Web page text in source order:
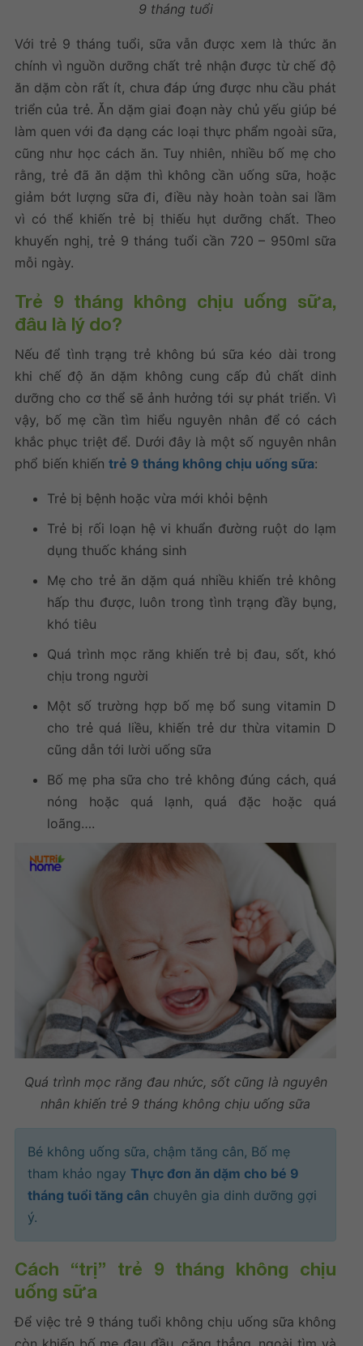
9 tháng tuổi
Với trẻ 9 tháng tuổi, sữa vẫn được xem là thức ăn
chính vì nguồn dưỡng chất trẻ nhận được từ chế độ
ăn dặm còn rất ít, chưa đáp ứng được nhu cầu phát
triển của trẻ. Ăn dặm giai đoạn này chủ yếu giúp bé
làm quen với đa dạng các loại thực phẩm ngoài sữa,
cũng như học cách ăn. Tuy nhiên, nhiều bố mẹ cho
rằng, trẻ đã ăn dặm thì không cần uống sữa, hoặc
giảm bớt lượng sữa đi, điều này hoàn toàn sai lầm
vì có thể khiến trẻ bị thiếu hụt dưỡng chất. Theo
khuyến nghị, trẻ 9 tháng tuổi cần 720 – 950ml sữa
mỗi ngày.
Trẻ 9 tháng không chịu uống sữa,
đâu là lý do?
Nếu để tình trạng trẻ không bú sữa kéo dài trong
khi chế độ ăn dặm không cung cấp đủ chất dinh
dưỡng cho cơ thể sẽ ảnh hưởng tới sự phát triển. Vì
vậy, bố mẹ cần tìm hiểu nguyên nhân để có cách
khắc phục triệt để. Dưới đây là một số nguyên nhân
phổ biến khiến trẻ 9 tháng không chịu uống sữa:
Trẻ bị bệnh hoặc vừa mới khỏi bệnh
Trẻ bị rối loạn hệ vi khuẩn đường ruột do lạm
dụng thuốc kháng sinh
Mẹ cho trẻ ăn dặm quá nhiều khiến trẻ không
hấp thu được, luôn trong tình trạng đầy bụng,
khó tiêu
Quá trình mọc răng khiến trẻ bị đau, sốt, khó
chịu trong người
Một số trường hợp bố mẹ bổ sung vitamin D
cho trẻ quá liều, khiến trẻ dư thừa vitamin D
cũng dẫn tới lười uống sữa
Bố mẹ pha sữa cho trẻ không đúng cách, quá
nóng hoặc quá lạnh, quá đặc hoặc quá
loãng….
Quá trình mọc răng đau nhức, sốt cũng là nguyên
nhân khiến trẻ 9 tháng không chịu uống sữa
Bé không uống sữa, chậm tăng cân, Bố mẹ
tham khảo ngay Thực đơn ăn dặm cho bé 9
tháng tuổi tăng cân chuyên gia dinh dưỡng gợi
ý.
Cách “trị” trẻ 9 tháng không chịu
uống sữa
Để việctrẻ 9 tháng tuổi không chịu uống sữa không